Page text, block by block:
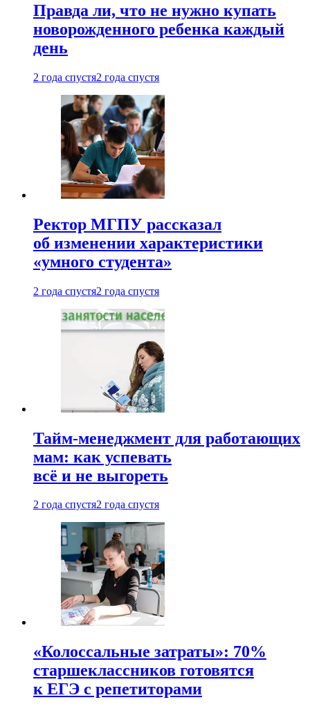
Правда ли, что не нужно купать
новорожденного ребенка каждый
день
2 года спустя2 года спустя
Ректор МГПУ рассказал
об изменении характеристики
«умного студента»
2 года спустя2 года спустя
Тайм-менеджмент для работающих
мам: как успевать
всё и не выгореть
2 года спустя2 года спустя
«Колоссальные затраты»: 70%
старшеклассников готовятся
к ЕГЭ с репетиторами